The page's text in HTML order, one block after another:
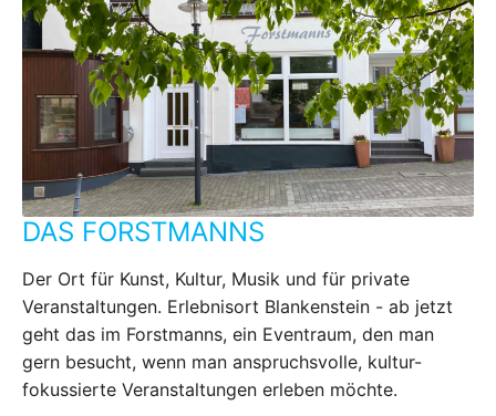
DAS FORSTMANNS
Der Ort für Kunst, Kultur, Musik und für private
Veranstaltungen. Erlebnisort Blankenstein - ab jetzt
geht das im Forstmanns, ein Eventraum, den man
gern besucht, wenn man anspruchsvolle, kultur-
fokussierte Veranstaltungen erleben möchte.